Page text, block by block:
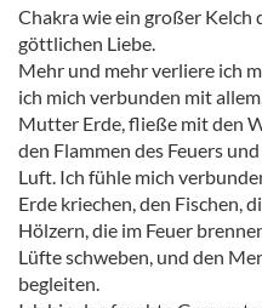
Chakra wie ein großer Kelch
göttlichen Liebe.
Mehr und mehr verliere ich
ich mich verbunden mit
Mutter Erde, fließe mit den
den Flammen des Feuers
Luft. Ich fühle mich
Erde kriechen, den Fischen,
Hölzern, die im Feuer
Lüfte schweben, und den
begleiten.